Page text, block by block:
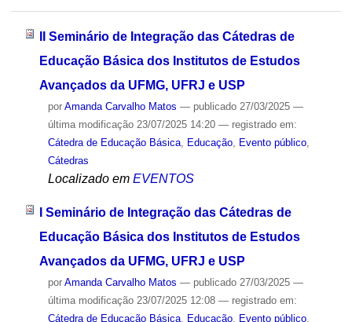
II Seminário de Integração das Cátedras de
Educação Básica dos Institutos de Estudos
Avançados da UFMG, UFRJ e USP
por Amanda Carvalho Matos — publicado27/03/2025 —
última modificação23/07/2025 14:20 — registrado em:
Cátedra de Educação Básica, Educação, Evento público,
Cátedras
Localizado em EVENTOS
I Seminário de Integração das Cátedras de
Educação Básica dos Institutos de Estudos
Avançados da UFMG, UFRJ e USP
por Amanda Carvalho Matos — publicado27/03/2025 —
última modificação23/07/2025 12:08 — registrado em:
Cátedra de Educação Básica, Educação, Evento público,